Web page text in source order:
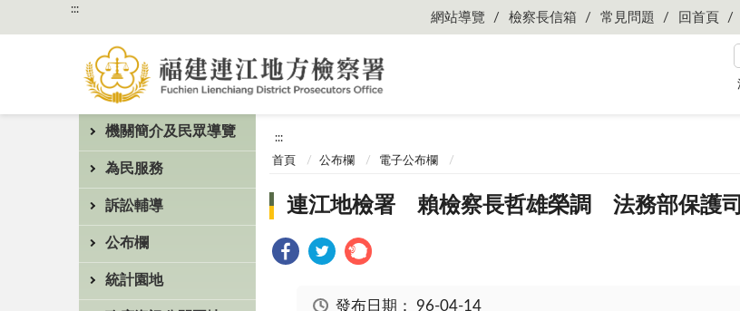
:::
網站導覽 檢察長信箱 常見問題 回首頁
機關簡介及民眾導覽
為民服務
訴訟輔導
公布欄
統計園地
:::
首頁 公布欄 電子公布欄
連江地檢署 賴檢察長哲雄榮調 法務部保護
發布日期： 96-04-14